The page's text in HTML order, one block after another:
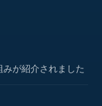
みが紹介されました